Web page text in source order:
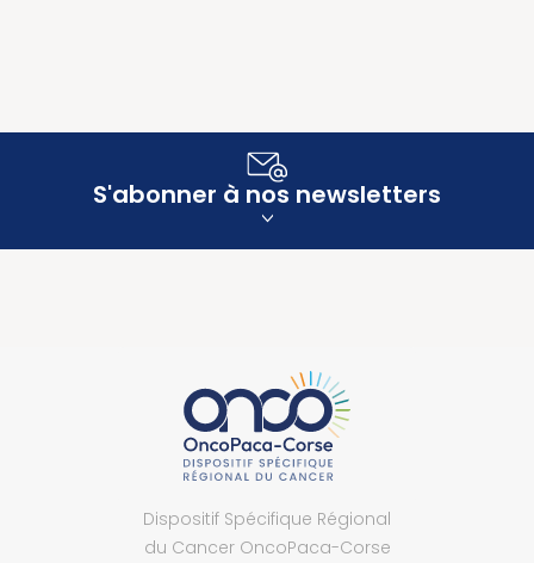
S'abonner à nos newsletters
Dispositif Spécifique Régional
du Cancer OncoPaca-Corse